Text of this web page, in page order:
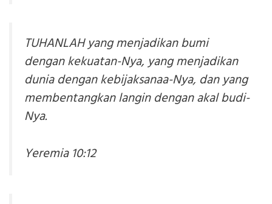
TUHANLAH yang menjadikan bumi
dengan kekuatan-Nya, yang menjadikan
dunia dengan kebijaksanaa-Nya, dan yang
membentangkan langin dengan akal budi-
Nya.
Yeremia 10:12